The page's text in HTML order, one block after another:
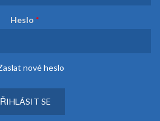
Heslo *
nové heslo